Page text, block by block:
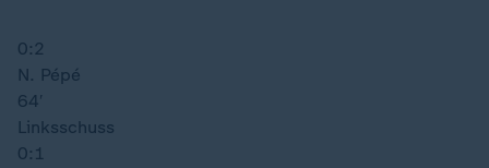
0:2
N. Pépé
64′
Linksschuss
0:1